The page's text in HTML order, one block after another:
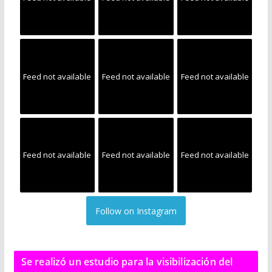
Feed not available Feed not available Feed not available
Feed not available Feed not available Feed not available
Follow on Instagram
Se realizó un estudio para la visibilización del